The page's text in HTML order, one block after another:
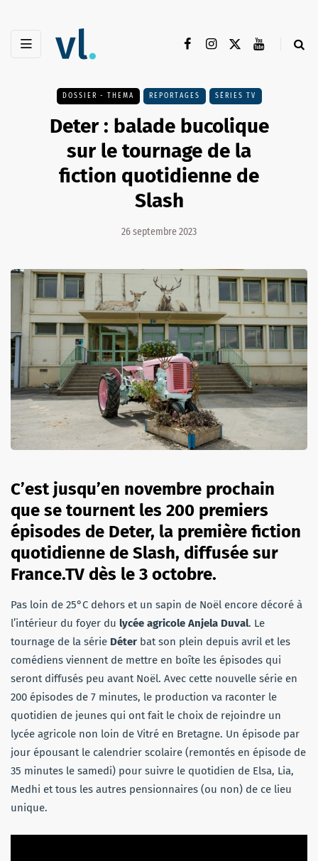
DOSSIER - THEMA REPORTAGES SÉRIES TV
Deter : balade bucolique
sur le tournage de la
fiction quotidienne de
Slash
26 septembre 2023
C’est jusqu’en novembre prochain
que se tournent les 200 premiers
épisodes de Deter, la première fiction
quotidienne de Slash, diffusée sur
France.TV dès le 3 octobre.
Pas loin de 25°C dehors et un sapin de Noël encore décoré à
l’intérieur du foyer du lycée agricole Anjela Duval. Le
tournage de la série Déter bat son plein depuis avril et les
comédiens viennent de mettre en boîte les épisodes qui
seront diffusés peu avant Noël. Avec cette nouvelle série en
200 épisodes de 7 minutes, le production va raconter le
quotidien de jeunes qui ont fait le choix de rejoindre un
lycée agricole non loin de Vitré en Bretagne. Un épisode par
jour épousant le calendrier scolaire (remontés en épisode de
35 minutes le samedi) pour suivre le quotidien de Elsa, Lia,
Medhi et tous les autres pensionnaires (ou non) de ce lieu
unique.